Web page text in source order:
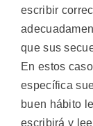
escribir
que sus
En estos
específica
buen hábito
escribirá y